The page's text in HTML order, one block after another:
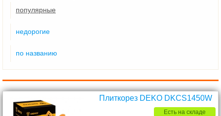
популярные
недорогие
по названию
Плиткорез DEKO DKCS1450W
Есть на складе